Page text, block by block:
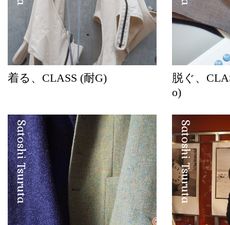
着る、CLASS (耐G)
脱ぐ、
o)
Satoshi Tsuruta Satoshi Tsuruta